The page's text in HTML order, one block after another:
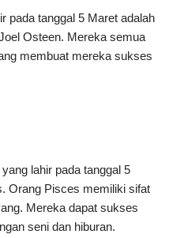
pada tanggal 5 Maret adalah
Osteen. Mereka semua
membuat mereka sukses
lahir pada tanggal 5
Orang Pisces memiliki sifat
Mereka dapat sukses
seni dan hiburan.